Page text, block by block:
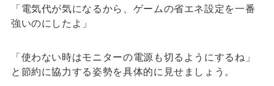
「電気代が気になるから、ゲームの省エネ設定を一番
強いのにしたよ」
「使わない時はモニターの電源も切るようにするね」
と節約に協力する姿勢を具体的に見せましょう。